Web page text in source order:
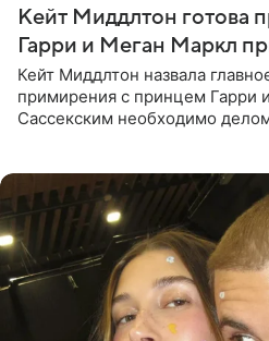
Кейт Миддлтон готова
Гарри и Меган Маркл
Кейт Миддлтон назвала
примирения с принцем Гарри
Сассекским необходимо